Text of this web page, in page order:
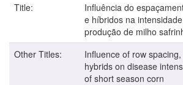
Title:
Influência do
e hí­bridos na
produção de milho
Other Titles:
Influence of row
hybrids on disease
of short season corn